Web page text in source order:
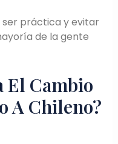
ser práctica y evitar
de la gente
El Cambio
A Chileno?